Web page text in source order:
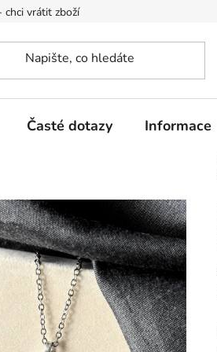
chci vrátit zboží
Časté dotazy Informace